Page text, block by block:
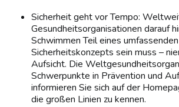
Sicherheit geht vor Tempo:
Gesundheitsorganisationen darauf
Schwimmen Teil eines umfassenden
Sicherheitskonzepts sein muss –
Aufsicht. Die
Schwerpunkte in Prävention und
informieren Sie sich auf der
die großen Linien zu kennen.